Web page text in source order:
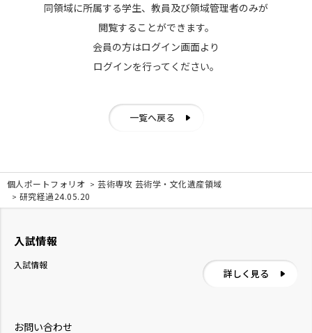
同領域に所属する学生、教員及び領域管理者のみが
閲覧することができます。
会員の方はログイン画面より
ログインを行ってください。
一覧へ戻る
個人ポートフォリオ
芸術専攻 芸術学・文化遺産領域
研究経過24.05.20
お問い合わせ
入試情報
入試情報
詳しく見る